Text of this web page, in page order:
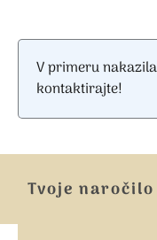
V primeru
kontaktirajte!
Tvoje naročilo